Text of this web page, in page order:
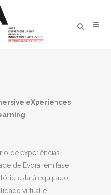
eXperiences
de experiências
de Évora, em fase
estará equipado
virtual e